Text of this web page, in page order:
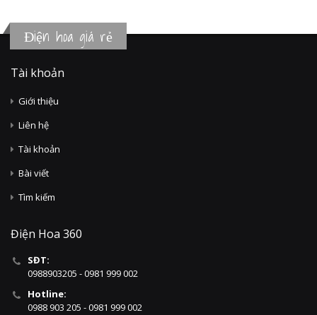
Điện hoa giá rẻ
Tài khoản
Giới thiệu
Liên hệ
Tài khoản
Bài viết
Tìm kiếm
Điện Hoa 360
SĐT:
0988903205 - 0981 999 002
Hotline:
0988 903 205 - 0981 999 002